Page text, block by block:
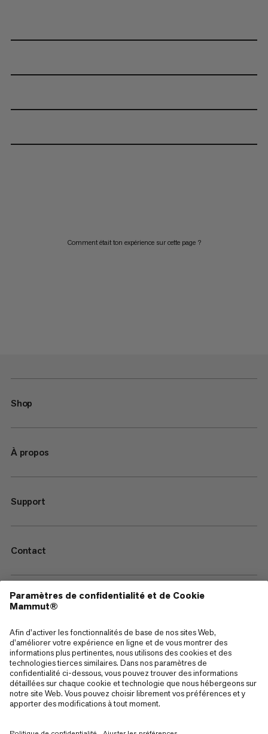
Comment était ton expérience sur cette page ?
Shop
À propos
Support
Contact
—
Sitemap
Cookies
Mentions Légales